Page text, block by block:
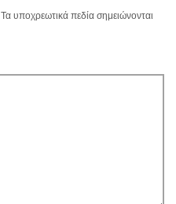
Τα υποχρεωτικά πεδία σημειώνονται